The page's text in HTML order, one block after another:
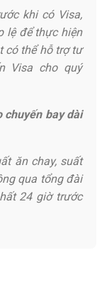
khi có Visa,
lệ để thực hiện
có thể hỗ trợ tư
Visa cho quý
chuyến bay dài
ăn chay, suất
qua tổng đài
24 giờ trước